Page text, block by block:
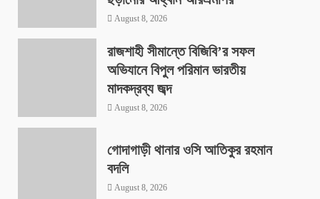
August 8, 2026
রাজশাহী সীমান্তে বিজিবি’র সফল
অভিযানে বিপুল পরিমান ভারতীয়
মাদকদ্রব্য জব্দ
August 8, 2026
গোদাগাড়ী থানার ওসি আতিকুর রহমান
বদলি
August 8, 2026